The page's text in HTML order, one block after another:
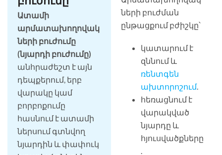
Ատամի
արմատախողովակ
ների բուժումը
(նյարդի բուժումը)
անհրաժեշտ է այն
դեպքերում, երբ
վարակը կամ
բորբոքումը
հասնում է ատամի
ներսում գտնվող
նյարդին և փափուկ
ների բուժման
ընթացքում բժիշկը՝
կատարում է
զննում և
ռենտգեն
ախտորոշում.
հեռացնում է
վարակված
նյարդը և
հյուսվածքները
.